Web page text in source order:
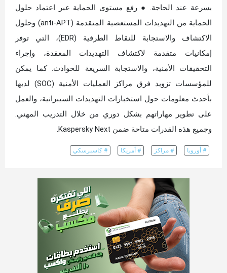
بسرعة عند الحاجة. ● رفع مستوى الحماية عبر اعتماد حلول
الحماية من التهديدات المستعصية المتقدمة (anti-APT) وحلول
الاكتشاف والاستجابة للنقاط الطرفية (EDR)، التي توفر
إمكانيات متقدمة لاكتشاف التهديدات المعقدة، وإجراء
التحقيقات الأمنية، والاستجابة السريعة للحوادث. كما يمكن
للمؤسسات تزويد فرق مراكز العمليات الأمنية (SOC) لديها
بأحدث معلومات حول استخبارات التهديدات السيبرانية، والعمل
على تطوير مهاراتهم بشكل دوري من خلال التدريب المهني.
وجميع هذه القدرات متاحة ضمن Kaspersky Next.
# أوروبا # مراكز # أمريكا # كاسبرسكي